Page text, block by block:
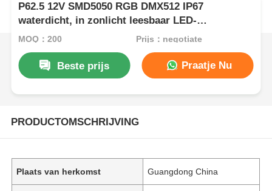
P62.5 12V SMD5050 RGB DMX512 IP67
waterdicht, in zonlicht leesbaar LED-
gaasscherm met 160 ° stralingshoek
MOQ：200 Prijs：negotiate
Beste prijs Praatje Nu
PRODUCTOMSCHRIJVING
Plaats van herkomst Guangdong China